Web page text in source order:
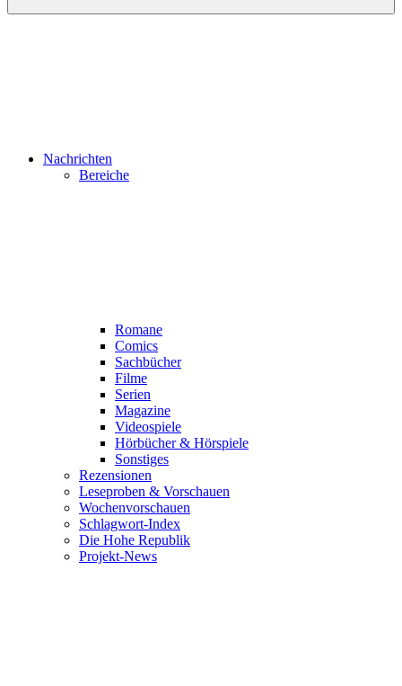
Nachrichten
Bereiche
Romane
Comics
Sachbücher
Filme
Serien
Magazine
Videospiele
Hörbücher & Hörspiele
Sonstiges
Rezensionen
Leseproben & Vorschauen
Wochenvorschauen
Schlagwort-Index
Die Hohe Republik
Projekt-News